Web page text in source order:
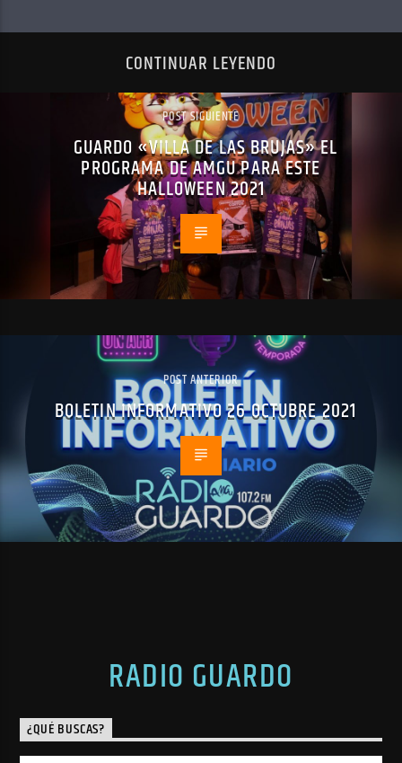
CONTINUAR LEYENDO
POST SIGUIENTE
GUARDO «VILLA DE LAS BRUJAS» EL
PROGRAMA DE AMGU PARA ESTE
HALLOWEEN 2021
POST ANTERIOR
BOLETIN INFORMATIVO 26 OCTUBRE 2021
RADIO GUARDO
¿QUÉ BUSCAS?